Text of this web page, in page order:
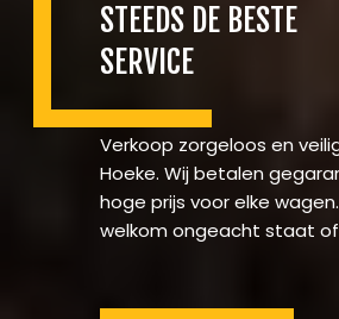
STEEDS DE BESTE
SERVICE
Verkoop zorgeloos en
Hoeke. Wij betalen
hoge prijs voor elke
welkom ongeacht staat